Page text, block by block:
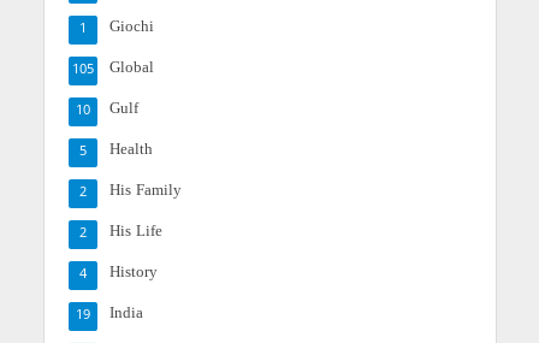
Giochi
1
Global
105
Gulf
10
Health
5
His Family
2
His Life
2
History
4
India
19